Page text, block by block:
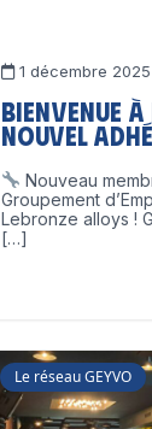
1 décembre
Bienvenue
nouvel
Nouveau
Groupement
Lebronze alloys !
[…]
Le réseau GEYVO